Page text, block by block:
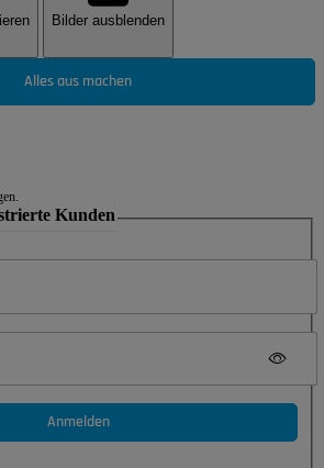
Bilder ausblenden
Alles aus machen
Kunden
Anmelden